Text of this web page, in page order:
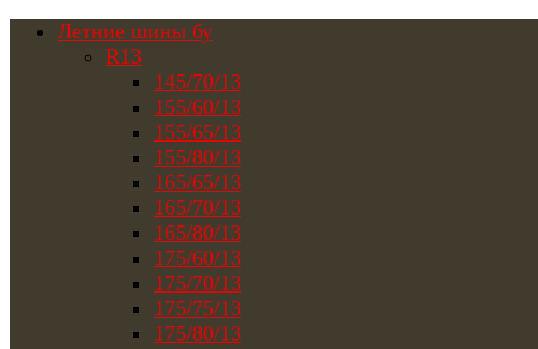
Летние шины бу
R13
145/70/13
155/60/13
155/65/13
155/80/13
165/65/13
165/70/13
165/80/13
175/60/13
175/70/13
175/75/13
175/80/13